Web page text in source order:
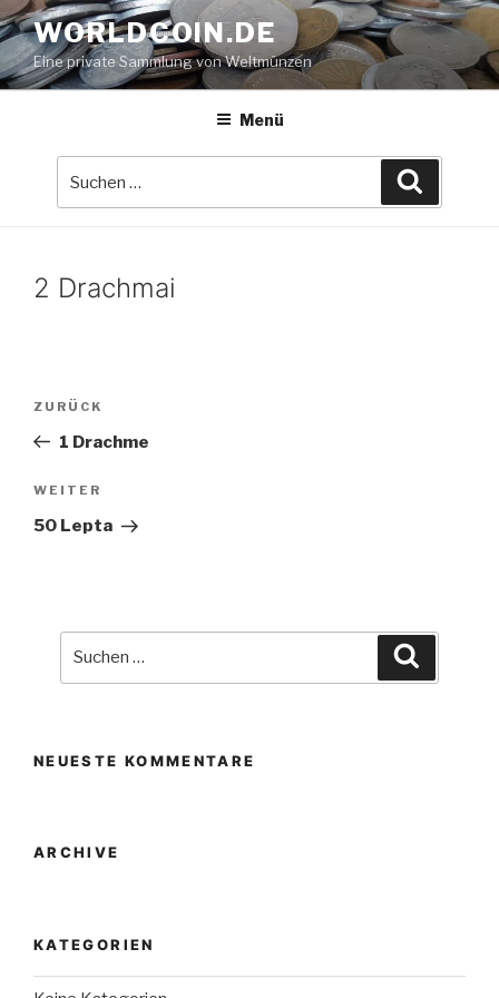
Zum
Inhalt
springen
WORLDCOIN.DE
Eine private Sammlung von Weltmünzen
Menü
2 Drachmai
Beitrags-
Vorheriger
Beitrag
ZURÜCK
1 Drachme
Nächster
Beitrag
WEITER
50 Lepta
NEUESTE KOMMENTARE
ARCHIVE
KATEGORIEN